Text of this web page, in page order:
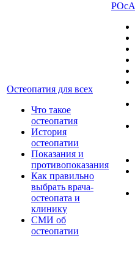
Остеопатия для всех
Что такое
остеопатия
История
остеопатии
Показания и
противопоказания
Как правильно
выбрать врача-
остеопата и
клинику
СМИ об
остеопатии
РОсА